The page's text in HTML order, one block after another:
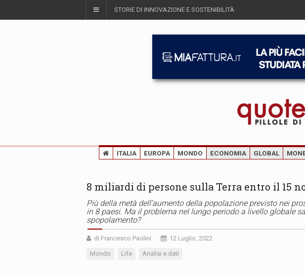
STORIE DI INNOVAZIONE E SOSTENIBILITÀ
ITALIA EUROPA MONDO ECONOMIA GLOBAL
8 miliardi di persone sulla Terra entro il 15
Più della metà dell’aumento della popolazione previsto nei
in 8 paesi. Ma il problema nel lungo periodo a livello globale
spopolamento?
di Francesco Paolini 12 Luglio, 2022
Mondo Life Analisi e dati